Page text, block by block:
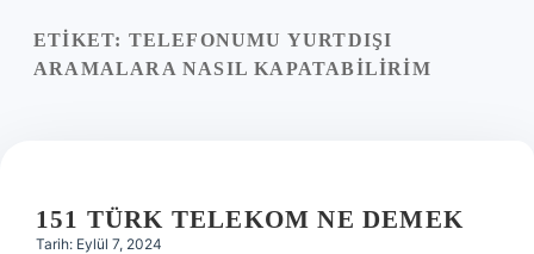
Yasal Uyarı
ETIKET: TELEFONUMU YURTDIŞI
ARAMALARA NASIL KAPATABILIRIM
151 TÜRK TELEKOM NE DEMEK
Tarih: Eylül 7, 2024